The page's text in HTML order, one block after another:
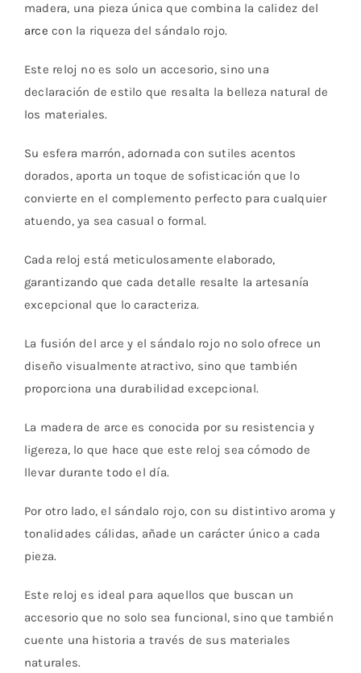
madera, una pieza única que combina la calidez del
arce con la riqueza del sándalo rojo.
Este reloj no es solo un accesorio, sino una
declaración de estilo que resalta la belleza natural de
los materiales.
Su esfera marrón, adornada con sutiles acentos
dorados, aporta un toque de sofisticación que lo
convierte en el complemento perfecto para cualquier
atuendo, ya sea casual o formal.
Cada reloj está meticulosamente elaborado,
garantizando que cada detalle resalte la artesanía
excepcional que lo caracteriza.
La fusión del arce y el sándalo rojo no solo ofrece un
diseño visualmente atractivo, sino que también
proporciona una durabilidad excepcional.
La madera de arce es conocida por su resistencia y
ligereza, lo que hace que este reloj sea cómodo de
llevar durante todo el día.
Por otro lado, el sándalo rojo, con su distintivo aroma y
tonalidades cálidas, añade un carácter único a cada
pieza.
Este reloj es ideal para aquellos que buscan un
accesorio que no solo sea funcional, sino que también
cuente una historia a través de sus materiales
naturales.